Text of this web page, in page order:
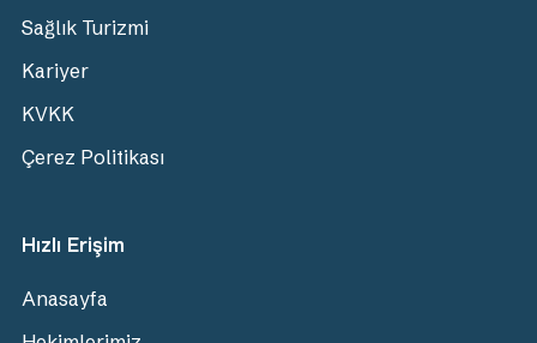
Sağlık Turizmi
Kariyer
KVKK
Çerez Politikası
Hızlı Erişim
Anasayfa